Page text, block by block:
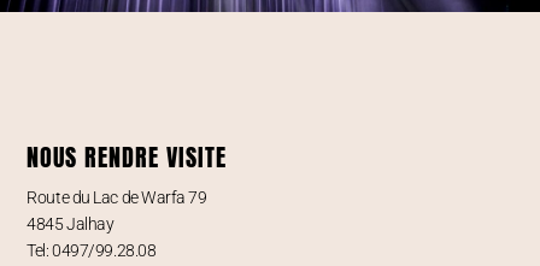
NOUS RENDRE VISITE
Route du Lac de Warfa 79
4845 Jalhay
Tel: 0497/99.28.08